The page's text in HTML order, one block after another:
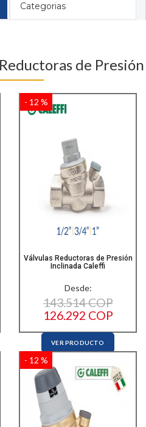
Categorias
de Presión
Válvulas Reductoras de Presión
Inclinada Caleffi
- 12 %
Desde:
143.514 COP
126.292 COP
VER PRODUCTO
- 12 %